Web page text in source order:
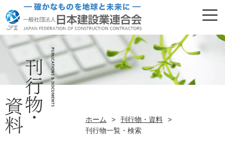
ホーム > 刊行物・資料
>
刊行物一覧・検索